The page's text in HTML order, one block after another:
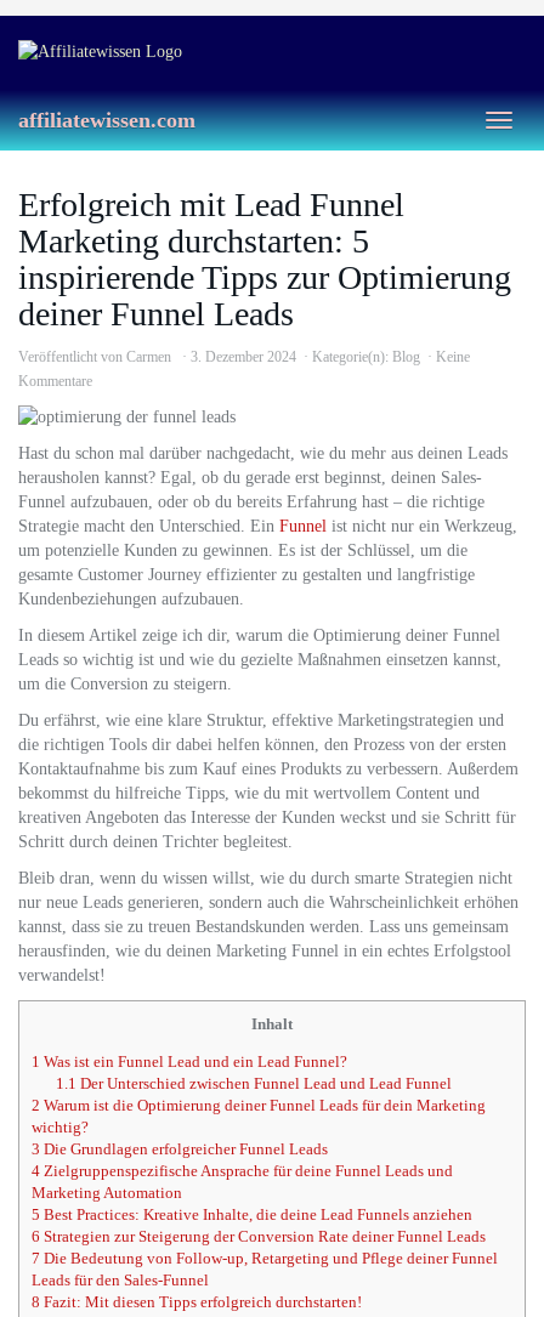
main
Toggle
affiliatewissen.com
Erfolgreich mit Lead Funnel
Marketing durchstarten: 5
inspirierende Tipps zur Optimierung
deiner Funnel Leads
Veröffentlicht von Carmen 3. Dezember 2024 Kategorie(n): Blog
Keine
Kommentare
Hast du schon mal darüber nachgedacht, wie du mehr aus deinen Leads
herausholen kannst? Egal, ob du gerade erst beginnst, deinen Sales-
Funnel aufzubauen, oder ob du bereits Erfahrung hast – die richtige
Strategie macht den Unterschied. Ein Funnel ist nicht nur ein Werkzeug,
um potenzielle Kunden zu gewinnen. Es ist der Schlüssel, um die
gesamte Customer Journey effizienter zu gestalten und langfristige
Kundenbeziehungen aufzubauen.
In diesem Artikel zeige ich dir, warum die Optimierung deiner Funnel
Leads so wichtig ist und wie du gezielte Maßnahmen einsetzen kannst,
um die Conversion zu steigern.
Du erfährst, wie eine klare Struktur, effektive Marketingstrategien und
die richtigen Tools dir dabei helfen können, den Prozess von der ersten
Kontaktaufnahme bis zum Kauf eines Produkts zu verbessern. Außerdem
bekommst du hilfreiche Tipps, wie du mit wertvollem Content und
kreativen Angeboten das Interesse der Kunden weckst und sie Schritt für
Schritt durch deinen Trichter begleitest.
Bleib dran, wenn du wissen willst, wie du durch smarte Strategien nicht
nur neue Leads generieren, sondern auch die Wahrscheinlichkeit erhöhen
kannst, dass sie zu treuen Bestandskunden werden. Lass uns gemeinsam
herausfinden, wie du deinen Marketing Funnel in ein echtes Erfolgstool
verwandelst!
Inhalt
1 Was ist ein Funnel Lead und ein Lead Funnel?
1.1 Der Unterschied zwischen Funnel Lead und Lead Funnel
2 Warum ist die Optimierung deiner Funnel Leads für dein Marketing
wichtig?
3 Die Grundlagen erfolgreicher Funnel Leads
4 Zielgruppenspezifische Ansprache für deine Funnel Leads und
Marketing Automation
5 Best Practices: Kreative Inhalte, die deine Lead Funnels anziehen
6 Strategien zur Steigerung der Conversion Rate deiner Funnel Leads
7 Die Bedeutung von Follow-up, Retargeting und Pflege deiner Funnel
Leads für den Sales-Funnel
8 Fazit: Mit diesen Tipps erfolgreich durchstarten!